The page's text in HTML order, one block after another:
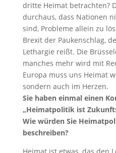
dritte Heimat betrachten?
durchaus, dass Nationen
sind, Probleme allein zu
Brexit der Paukenschlag,
Lethargie reißt. Die
manches mehr wird mit
Europa muss uns Heimat
sondern auch im Herzen.
Sie haben einmal einen
„Heimatpolitik ist
Wie würden Sie
beschreiben?